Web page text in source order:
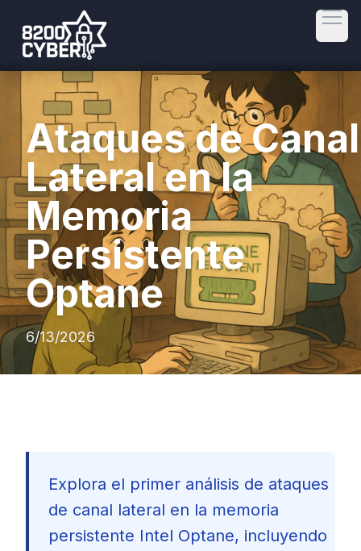
Ataques de Canal
Lateral en la
Memoria
Persistente
Optane
6/13/2026
Explora el primer análisis de ataques
de canal lateral en la memoria
persistente Intel Optane, incluyendo